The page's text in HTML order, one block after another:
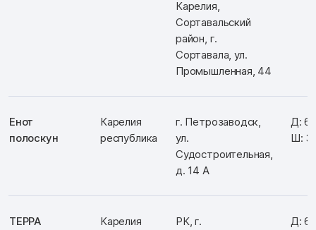
Карелия,
Сортавальский
район, г.
Сортавала, ул.
Промышленная, 44
Енот
полоскун
Карелия
республика
г. Петрозаводск,
ул.
Судостроительная,
д. 14 А
Д:
Ш:
ТЕРРА
Карелия
РК, г.
Д: